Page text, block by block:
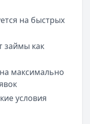
на быстрых
займы как
максимально
условия